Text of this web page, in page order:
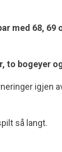
med 68,
to bogeyer
igjen
så langt.